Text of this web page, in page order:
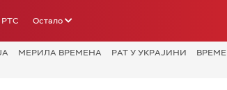
РТС Остало
МЕРИЛА ВРЕМЕНА РАТ У УКРАЈИНИ ВРЕМЕ